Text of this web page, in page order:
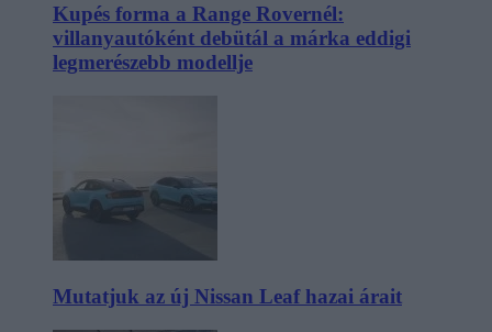
Kupés forma a Range Rovernél:
villanyautóként debütál a márka eddigi
legmerészebb modellje
Mutatjuk az új Nissan Leaf hazai árait